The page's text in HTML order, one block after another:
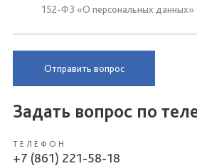
152-ФЗ «О персональных данных»
Отправить вопрос
Задать вопрос по
ТЕЛЕФОН
+7 (861) 221-58-18